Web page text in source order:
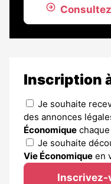
Inscription
Je souhaite
des annonces
Économique
Je souhaite
Vie Économique en
Inscrivez-